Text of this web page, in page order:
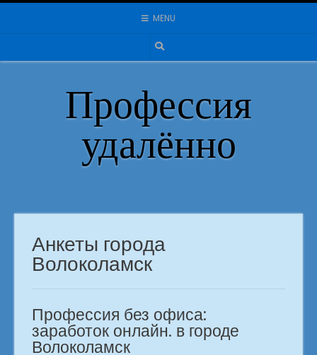
Skip
MENU
Профессия
удалённо
Анкеты города
Волоколамск
Профессия без офиса:
заработок онлайн. в городе
Волоколамск